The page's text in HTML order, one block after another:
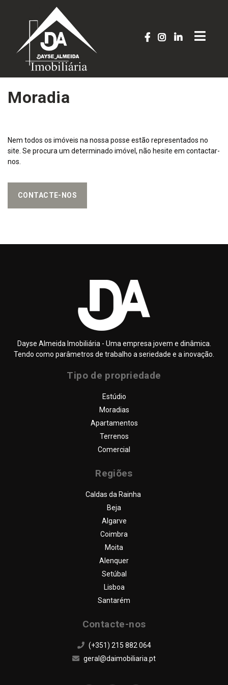
DAYSE ALMEIDA – IMOBILIÁRIA
PROPRIEDADES
SERVIÇOS
FAQ
Moradia
Nem todos os imóveis na nossa posse estão representados no
site. Se procura um determinado imóvel, não hesite em contactar-
nos.
CONTACTE-NOS
Dayse Almeida Imobiliária - Uma empresa jovem e dinâmica.
Tendo como parâmetros de trabalho a seriedade e a inovação.
Tipo de propriedade
Estúdio
Moradias
Apartamentos
Terrenos
Comercial
Regiões
Caldas da Rainha
Beja
Algarve
Coimbra
Moita
Alenquer
Setúbal
Lisboa
Santarém
Contacte-nos
(+351) 215 882 064
geral@daimobiliaria.pt